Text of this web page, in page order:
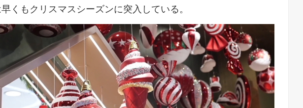
くもクリスマスシーズンに突入している。